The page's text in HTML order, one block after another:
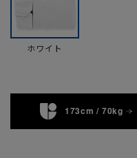
ホワイト
173cm / 70kg